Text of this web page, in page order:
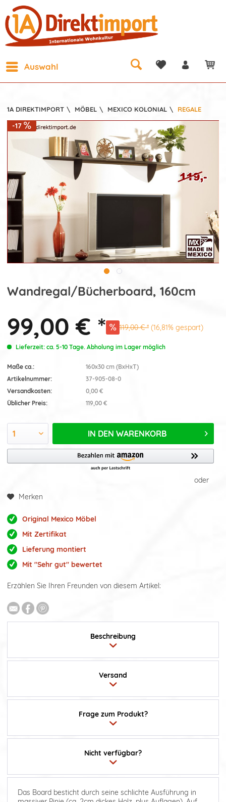
Auswahl
1A DIREKTIMPORT \ MÖBEL \ MEXICO KOLONIAL \ REGALE
-17
Wandregal/Bücherboard, 160cm
99,00 € * 119,00 € * (16,81% gespart)
Lieferzeit: ca. 5-10 Tage. Abholung im Lager möglich
Maße ca.:
160x30 cm (BxHxT)
Artikelnummer:
37-905-08-0
Versandkosten:
0,00 €
Üblicher Preis:
119,00 €
IN DEN WARENKORB
oder
Merken
Original Mexico Möbel
Mit Zertifikat
Lieferung montiert
Mit "Sehr gut" bewertet
Erzählen Sie Ihren Freunden von diesem Artikel:
Beschreibung
Frage zum Produkt?
Versand
Nicht verfügbar?
Das Board besticht durch seine schlichte Ausführung in